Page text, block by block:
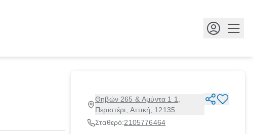
Θηβών 265 & Αμύντα 1 1,
Περιστέρι, Αττική, 12135
Σταθερό:2105776464